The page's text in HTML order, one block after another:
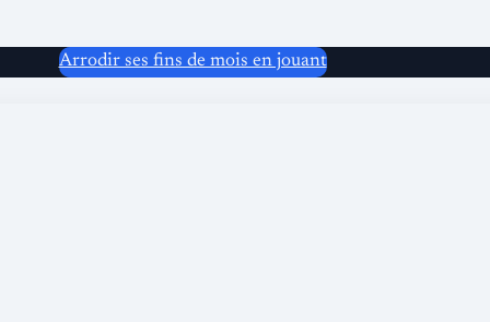
Arrodir ses fins de mois en jouant